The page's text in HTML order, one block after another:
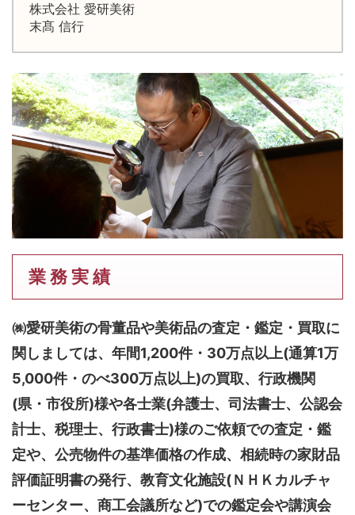
株式会社 愛研美術
末髙 信行
業 務 実 績
㈱愛研美術の骨董品や美術品の査定・鑑定・買取に
関しましては、 年間1,200件・30万点以上(通算1万
5,000件・のべ300万点以上)の買取、行政機関
(県・市役所)様や各士業(弁護士、司法書士、公認会
計士、税理士、行政書士)様のご依頼での査定・鑑
定や、公売物件の基準価格の作成、相続時の家財品
評価証明書の発行、教育文化施設(ＮＨＫカルチャ
ーセンター、商工会議所など)での鑑定会や講演会